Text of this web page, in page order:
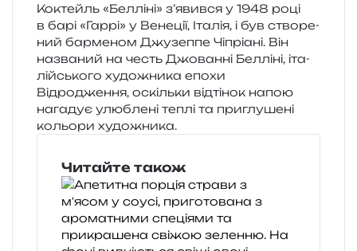
Коктейль «Белліні» з’я­вив­ся у 1948 році
в барі «Гаррі» у Венеції, Італія, і був ство­ре­
ний бар­ме­ном Джузеппе Чіпріані. Він
назва­ний на честь Джованні Белліні, іта­
лій­сько­го худо­жни­ка епохи
Відродження, оскіль­ки від­ті­нок напою
нага­дує улю­бле­ні теплі та при­глу­ше­ні
кольо­ри художника.
Читайте також